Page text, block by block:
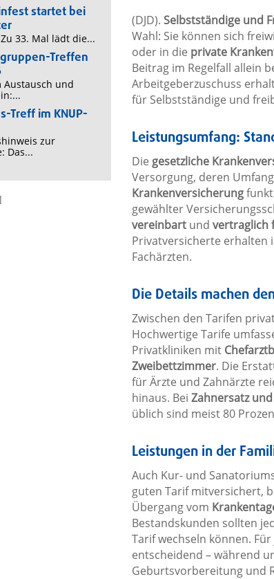
startet bei
33. Mal lädt die...
Treffen
Austausch und
Treff im KNUP-
zur
Das...
(DJD).Selbstständige und
Wahl: Sie können sich
oder in die private
Beitrag im Regelfall allein
Arbeitgeberzuschuss
für Selbstständige und
Leistungsumfang:
Die gesetzliche
Versorgung, deren
Krankenversicherung
gewählter
vereinbart undvertraglich
Privatversicherte erhalten
Fachärzten.
Die Details machen
Zwischen den Tarifen
Hochwertige Tarife
Privatkliniken mit
Zweibettzimmer. Die
für Ärzte und Zahnärzte
hinaus. BeiZahnersatz
üblich sind meist 80
Leistungen in der
Auch Kur- und
guten Tarif mitversichert,
Übergang vom
Bestandskunden sollten
Tarif wechseln können.
entscheidend – während
Geburtsvorbereitung und